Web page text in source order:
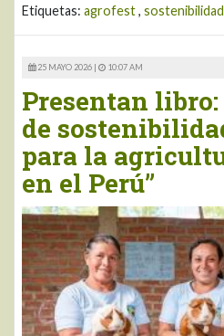
Etiquetas: agrofest, sostenibilidad
25 MAYO 2026 | 10:07 AM
Presentan libro:
de
para la
en el Perú”